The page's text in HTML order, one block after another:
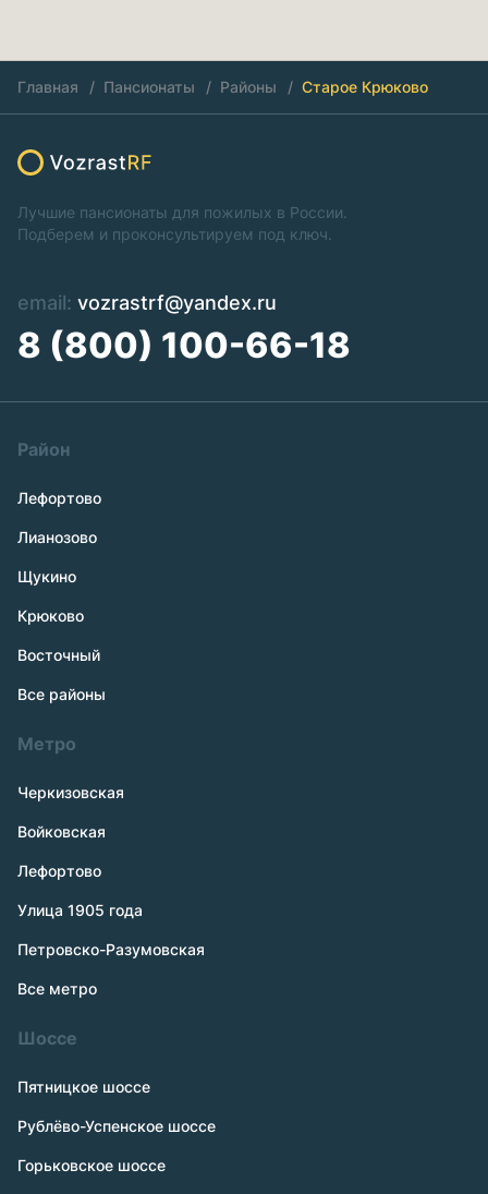
Главная Пансионаты Районы Старое Крюково
Лучшие пансионаты для пожилых в России.
Подберем и проконсультируем под ключ.
email: vozrastrf@yandex.ru
8 (800) 100-66-18
Район
Лефортово
Лианозово
Щукино
Крюково
Восточный
Все районы
Метро
Черкизовская
Войковская
Лефортово
Улица 1905 года
Петровско-Разумовская
Все метро
Шоссе
Пятницкое шоссе
Рублёво-Успенское шоссе
Горьковское шоссе